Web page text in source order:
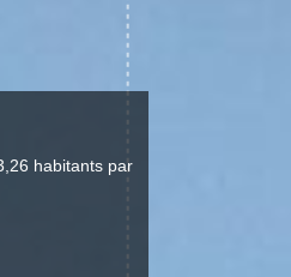
habitants par